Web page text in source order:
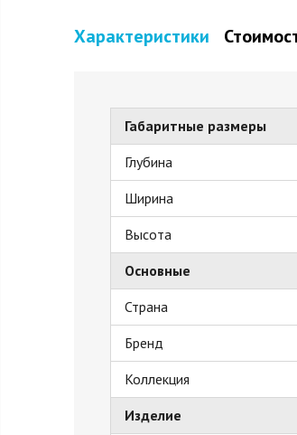
Характеристики
Габаритные размеры
Глубина
Ширина
Высота
Основные
Страна
Бренд
Коллекция
Изделие